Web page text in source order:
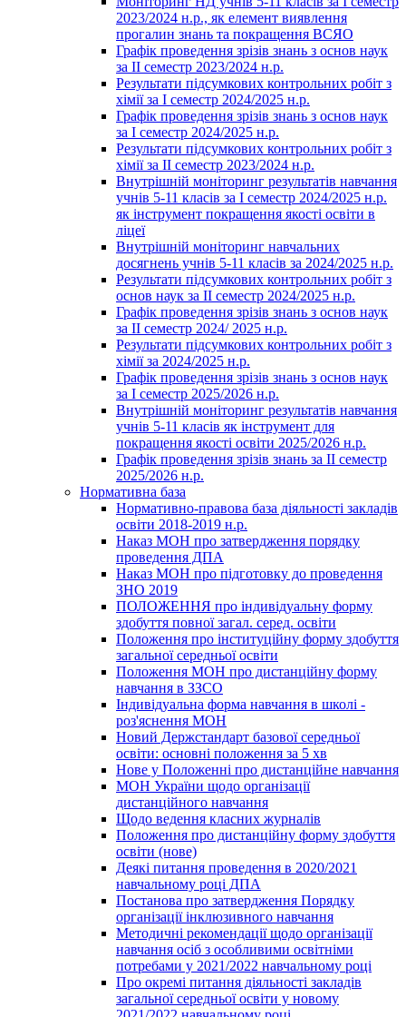
2023/2024 н.р., як елемент виявлення
прогалин знань та покращення ВСЯО
Графік проведення зрізів знань з основ наук
за ІІ семестр 2023/2024 н.р.
Результати підсумкових контрольних робіт з
хімії за І семестр 2024/2025 н.р.
Графік проведення зрізів знань з основ наук
за І семестр 2024/2025 н.р.
Результати підсумкових контрольних робіт з
хімії за ІІ семестр 2023/2024 н.р.
Внутрішній моніторинг результатів навчання
учнів 5-11 класів за І семестр 2024/2025 н.р.
як інструмент покращення якості освіти в
ліцеї
Внутрішній моніторинг навчальних
досягнень учнів 5-11 класів за 2024/2025 н.р.
Результати підсумкових контрольних робіт з
основ наук за ІІ семестр 2024/2025 н.р.
Графік проведення зрізів знань з основ наук
за ІІ семестр 2024/ 2025 н.р.
Результати підсумкових контрольних робіт з
хімії за 2024/2025 н.р.
Графік проведення зрізів знань з основ наук
за І семестр 2025/2026 н.р.
Внутрішній моніторинг результатів навчання
учнів 5-11 класів як інструмент для
покращення якості освіти 2025/2026 н.р.
Графік проведення зрізів знань за ІІ семестр
2025/2026 н.р.
Нормативна база
Нормативно-правова база діяльності закладів
освіти 2018-2019 н.р.
Наказ МОН про затвердження порядку
проведення ДПА
Наказ МОН про підготовку до проведення
ЗНО 2019
ПОЛОЖЕННЯ про індивідуальну форму
здобуття повної загал. серед. освіти
Положення про інституційну форму здобуття
загальної середньої освіти
Положення МОН про дистанційну форму
навчання в ЗЗСО
Індивідуальна форма навчання в школі -
роз'яснення МОН
Новий Держстандарт базової середньої
освіти: основні положення за 5 хв
Нове у Положенні про дистанційне навчання
МОН України щодо організації
дистанційного навчання
Щодо ведення класних журналів
Положення про дистанційну форму здобуття
освіти (нове)
Деякі питання проведення в 2020/2021
навчальному році ДПА
Постанова про затвердження Порядку
організації інклюзивного навчання
Методичні рекомендації щодо організації
навчання осіб з особливими освітніми
потребами у 2021/2022 навчальному році
Про окремі питання діяльності закладів
загальної середньої освіти у новому